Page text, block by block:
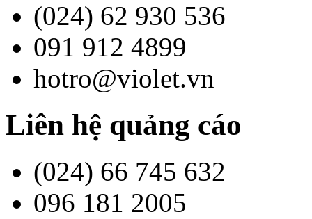
(024) 62 930 536
091 912 4899
hotro@violet.vn
Liên hệ quảng cáo
(024) 66 745 632
096 181 2005